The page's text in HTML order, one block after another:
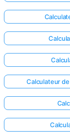
Calculateur